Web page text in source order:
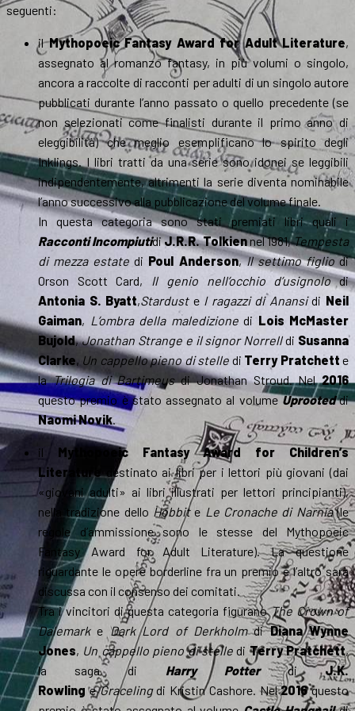
seguenti:
ilMythopoeic Fantasy Award for Adult Literature,
assegnato al romanzo fantasy, in più volumi o singolo,
ancora a raccolte di racconti per adulti di un singolo autore
pubblicati durante l’anno passato o quello precedente (se
non selezionati come finalisti durante il primo anno di
eleggibilità) che meglio esemplificano lo spirito degli
Inklings. I libri tratti da una serie sono idonei se leggibili
indipendentemente, altrimenti la serie diventa nominabile
l’anno successivo alla pubblicazione del volume finale.
In questa categoria sono stati premiati libri quali i
Racconti IncompiutidiJ.R.R. Tolkiennel 1981,Tempesta
di mezza estate di Poul Anderson,Il settimo figliodi
Orson Scott Card, Il genio nell’occhio d’usignolodi
Antonia S. Byatt,Starduste I ragazzi di Anansidi Neil
Gaiman, L’ombra della maledizionedi Lois McMaster
Bujold,Jonathan Strange e il signor Norrelldi Susanna
Clarke, Un cappello pieno di stelle di Terry Pratchett e
laTrilogia di Bartimeusdi Jonathan Stroud. Nel2016
questo premio è stato assegnato al volumeUprooteddi
Naomi Novik.
il Mythopoeic Fantasy Award for Children’s
Literaturedestinato ai libri per i lettori più giovani (dai
«giovani adulti» ai libri illustrati per lettori principianti),
nella tradizione dello Hobbite Le Cronache di Narnia(le
regole d’ammissione sono le stesse del Mythopoeic
Fantasy Award for Adult Literature). La questione
riguardante le opere borderline fra un premio e l’altro sarà
discussa con il consenso dei comitati.
Tra i vincitori di questa categoria figuranoThe Crown of
Dalemarke Dark Lord of DerkholmdiDiana Wynne
Jones, Un cappello pieno di stellediTerry Pratchett,
la saga di Harry PotterdiJ.K.
Rowling eGracelingdi Kristin Cashore. Nel2016questo